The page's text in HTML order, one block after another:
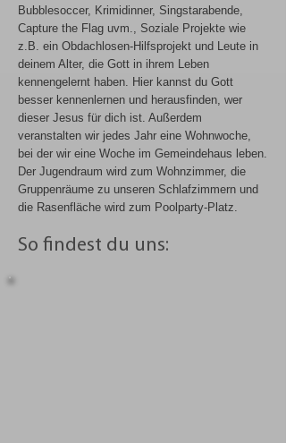
Bubblesoccer, Krimidinner, Singstarabende,
Capture the Flag uvm., Soziale Projekte wie
z.B. ein Obdachlosen-Hilfsprojekt und Leute in
deinem Alter, die Gott in ihrem Leben
kennengelernt haben. Hier kannst du Gott
besser kennenlernen und herausfinden, wer
dieser Jesus für dich ist. Außerdem
veranstalten wir jedes Jahr eine Wohnwoche,
bei der wir eine Woche im Gemeindehaus leben.
Der Jugendraum wird zum Wohnzimmer, die
Gruppenräume zu unseren Schlafzimmern und
die Rasenfläche wird zum Poolparty-Platz.
So findest du uns: